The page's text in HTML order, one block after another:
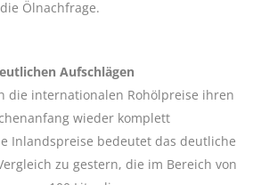
Ölnachfrage.
Aufschlägen
die internationalen Rohölpreise ihren
wieder komplett
Inlandspreise bedeutet das deutliche
zu gestern, die im Bereich von